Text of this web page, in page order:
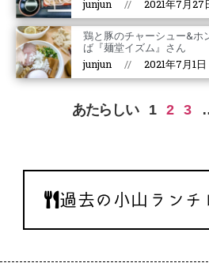
junjun 2021年7月27
鶏と豚のチャーシュー&ホ
ば『麺堂イズム』さん
junjun 2021年7月1日
あたらしい 1 2 3
過去の小山ランチ